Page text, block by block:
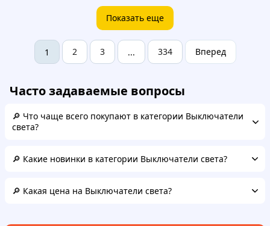
Показать еще
1 2 3 ... 334 Вперед
Часто задаваемые вопросы
🔎 Что чаще всего покупают в категории Выключатели
света?
🔎 Какие новинки в категории Выключатели света?
🔎 Какая цена на Выключатели света?